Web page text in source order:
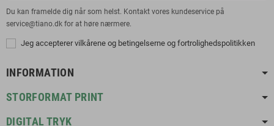
Du kan framelde dig når som helst. Kontakt vores kundeservice på
service@tiano.dk for at høre nærmere.
Jeg accepterer vilkårene og betingelserne og fortrolighedspolitikken
INFORMATION
STORFORMAT PRINT
DIGITAL TRYK